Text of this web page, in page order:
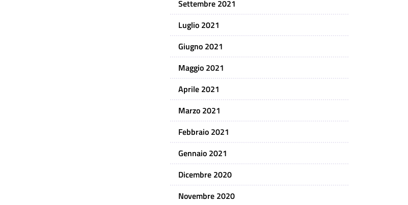
Settembre 2021
Luglio 2021
Giugno 2021
Maggio 2021
Aprile 2021
Marzo 2021
Febbraio 2021
Gennaio 2021
Dicembre 2020
Novembre 2020